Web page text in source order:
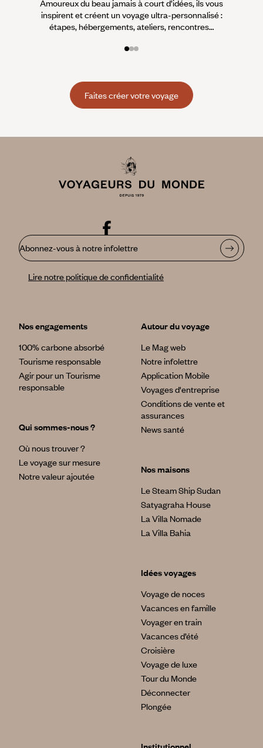
Amoureux du beau jamais à court d’idées, ils vous
inspirent et créent un voyage ultra-personnalisé :
étapes, hébergements, ateliers, rencontres…
Faites créer votre voyage
Abonnez-vous à notre infolettre
Lire notre politique de confidentialité
Nos engagements
100% carbone absorbé
Tourisme responsable
Agir pour un Tourisme
responsable
Qui sommes-nous ?
Où nous trouver ?
Le voyage sur mesure
Notre valeur ajoutée
Autour du voyage
Le Mag web
Notre infolettre
Application Mobile
Voyages d'entreprise
Conditions de vente et
assurances
News santé
Nos maisons
Le Steam Ship Sudan
Satyagraha House
La Villa Nomade
La Villa Bahia
Idées voyages
Voyage de noces
Vacances en famille
Voyager en train
Vacances d’été
Croisière
Voyage de luxe
Tour du Monde
Déconnecter
Plongée